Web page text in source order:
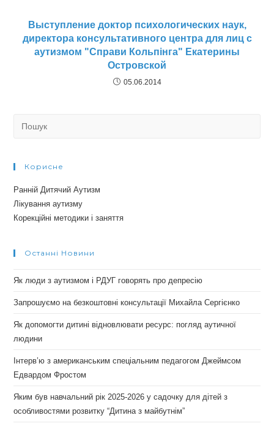
Выступление доктор психологических наук,
директора консультативного центра для лиц с
аутизмом "Справи Кольпінга" Екатерины
Островской
05.06.2014
Корисне
Ранній Дитячий Аутизм
Лікування аутизму
Корекційні методики і заняття
Останні Новини
Як люди з аутизмом і РДУГ говорять про депресію
Запрошуємо на безкоштовні консультації Михайла Сергієнко
Як допомогти дитині відновлювати ресурс: погляд аутичної
людини
Інтерв’ю з американським спеціальним педагогом Джеймсом
Едвардом Фростом
Яким був навчальний рік 2025-2026 у садочку для дітей з
особливостями розвитку “Дитина з майбутнім”